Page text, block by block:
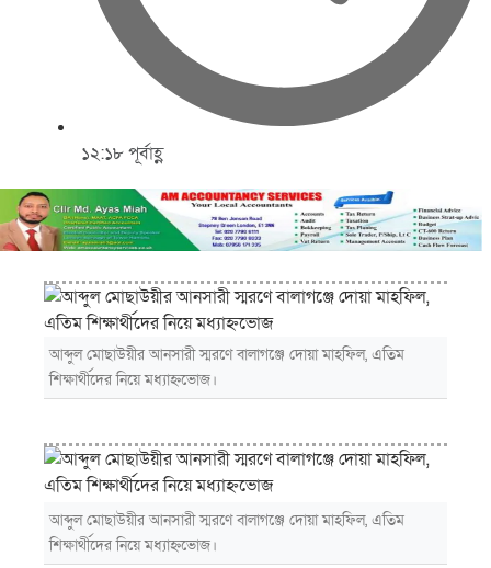
১২:১৮ পূর্বাহ্ণ
আব্দুল মোছাউয়ীর আনসারী স্মরণে বালাগঞ্জে দোয়া মাহফিল, এতিম
শিক্ষার্থীদের নিয়ে মধ্যাহ্নভোজ।
আব্দুল মোছাউয়ীর আনসারী স্মরণে বালাগঞ্জে দোয়া মাহফিল, এতিম
শিক্ষার্থীদের নিয়ে মধ্যাহ্নভোজ।